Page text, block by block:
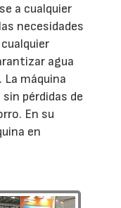
a cualquier
necesidades
agua
máquina
pérdidas de
En su
en